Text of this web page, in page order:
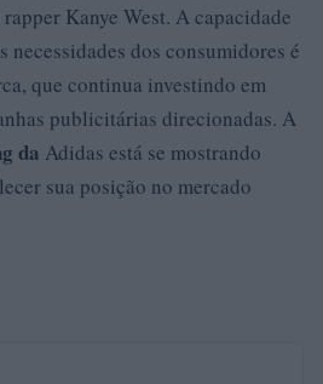
Kanye West. A capacidade
necessidades dos consumidores é
que continua investindo em
publicitárias direcionadas. A
da Adidas está se mostrando
sua posição no mercado